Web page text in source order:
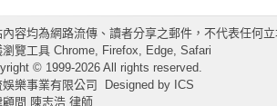
內容均為網路流傳、讀者分享之郵件，不代表任何
瀏覽工具 Chrome, Firefox, Edge, Safari
© 1999-2026 All rights reserved.
樂事業有限公司
Designed by ICS
顧問 陳志浩 律師